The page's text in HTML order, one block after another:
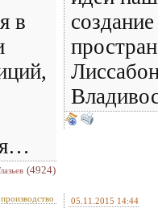
в
(4924)
05.11.2015 14:44